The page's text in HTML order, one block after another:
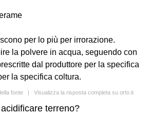
per lo più per irrorazione.
la polvere in acqua, seguendo con
dal produttore per la specifica
la specifica coltura.
fonte | Visualizza la risposta completa su orto.it
terreno?